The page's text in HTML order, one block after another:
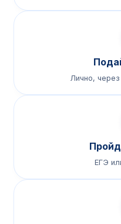
Лично, через
ЕГЭ